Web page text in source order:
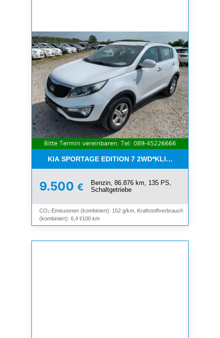
KIA SPORTAGE EDITION 7
9.500 €
Benzin, 86.876 km, 135 PS,
Schaltgetriebe
CO₂-Emissionen (kombiniert): 152 g/km, Kraftstoffverbrauch
(kombiniert): 6,4 l/100 km